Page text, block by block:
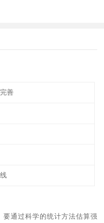
善
通过科学的统计方法估算强